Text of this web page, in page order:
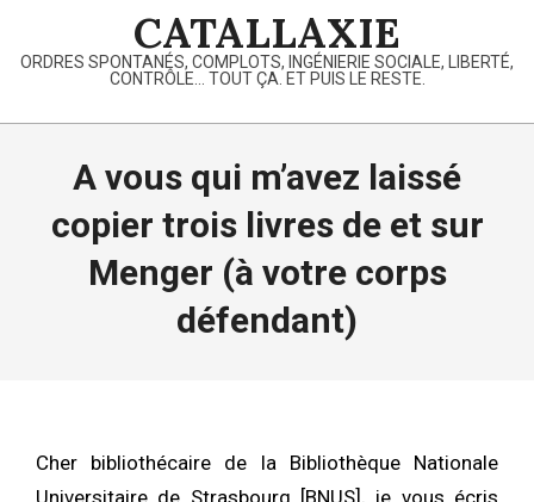
content
CATALLAXIE
ORDRES SPONTANÉS, COMPLOTS, INGÉNIERIE SOCIALE, LIBERTÉ,
CONTRÔLE… TOUT ÇA. ET PUIS LE RESTE.
Primary
A vous qui m’avez laissé
copier trois livres de et sur
Menger (à votre corps
défendant)
Cher bibliothécaire de la Bibliothèque Nationale
Universitaire de Strasbourg [BNUS], je vous écris